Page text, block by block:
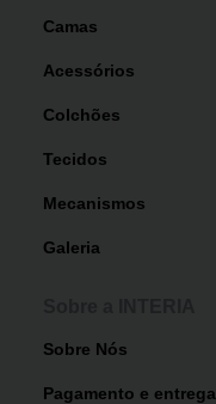
Camas
Acessórios
Colchões
Tecidos
Mecanismos
Galeria
Sobre Nós
Pagamento e entrega